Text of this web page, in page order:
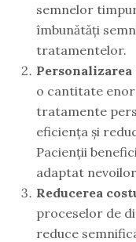
semnelor
îmbunătăți
tratamentelor.
o cantitate
tratamente
eficiența și
Pacienții
adaptat
Reducerea
proceselor de
reduce